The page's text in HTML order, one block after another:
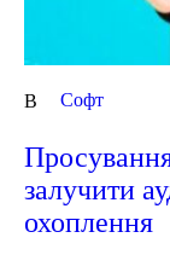
В Cофт
залучити
охоплення